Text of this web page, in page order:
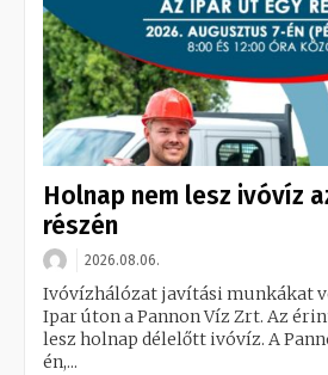
Holnap nem lesz ivóvíz
részén
2026.08.06.
Ivóvízhálózat javítási munkákat
Ipar úton a Pannon Víz Zrt. Az
lesz holnap délelőtt ivóvíz. A
én,...